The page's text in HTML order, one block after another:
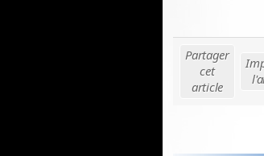
Partager
cet
article